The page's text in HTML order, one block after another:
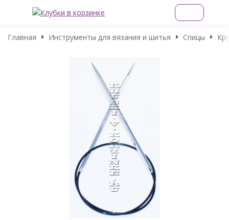
Главная Инструменты для вязания и шитья Спицы